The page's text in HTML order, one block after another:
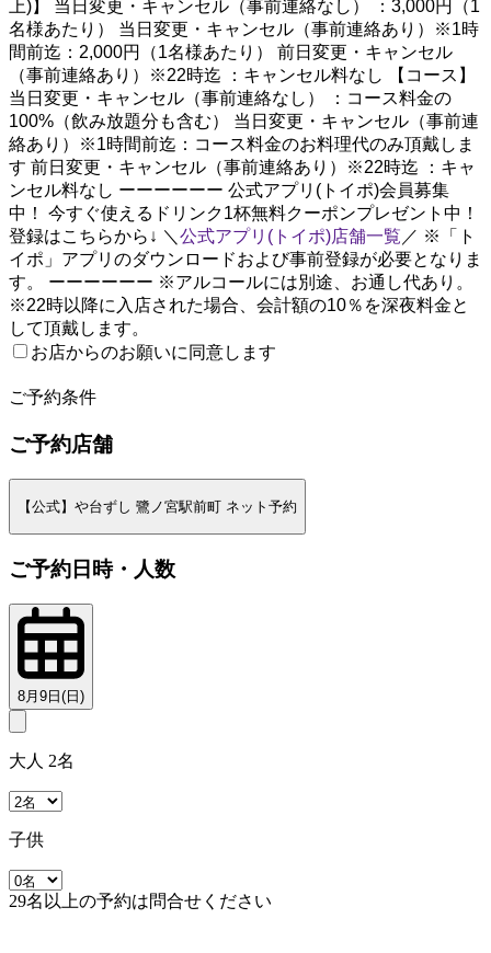
上)】 当日変更・キャンセル（事前連絡なし） ：3,000円（1
名様あたり） 当日変更・キャンセル（事前連絡あり）※1時
間前迄：2,000円（1名様あたり） 前日変更・キャンセル
（事前連絡あり）※22時迄 ：キャンセル料なし 【コース】
当日変更・キャンセル（事前連絡なし） ：コース料金の
100%（飲み放題分も含む） 当日変更・キャンセル（事前連
絡あり）※1時間前迄：コース料金のお料理代のみ頂戴しま
す 前日変更・キャンセル（事前連絡あり）※22時迄 ：キャ
ンセル料なし ーーーーーー 公式アプリ(トイポ)会員募集
中！ 今すぐ使えるドリンク1杯無料クーポンプレゼント中！
登録はこちらから↓ ＼ 公式アプリ(トイポ)店舗一覧 ／ ※「ト
イポ」アプリのダウンロードおよび事前登録が必要となりま
す。 ーーーーーー ※アルコールには別途、お通し代あり。
※22時以降に入店された場合、会計額の10％を深夜料金と
して頂戴します。
お店からのお願いに同意します
ご予約条件
ご予約店舗
【公式】や台ずし 鷺ノ宮駅前町 ネット予約
ご予約日時・人数
8月9日(日)
大人 2名
子供
29名以上の予約は問合せください